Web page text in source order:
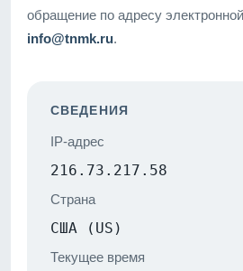
обращение по адресу
info@tnmk.ru.
СВЕДЕНИЯ
IP-адрес
216.73.217.58
Страна
США (US)
Текущее время